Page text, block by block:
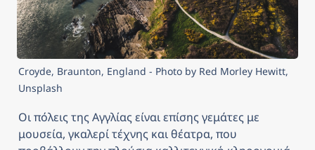
Croyde, Braunton, England - Photo by Red Morley Hewitt,
Unsplash
Οι πόλεις της Αγγλίας είναι επίσης γεμάτες με
μουσεία, γκαλερί τέχνης και θέατρα, που